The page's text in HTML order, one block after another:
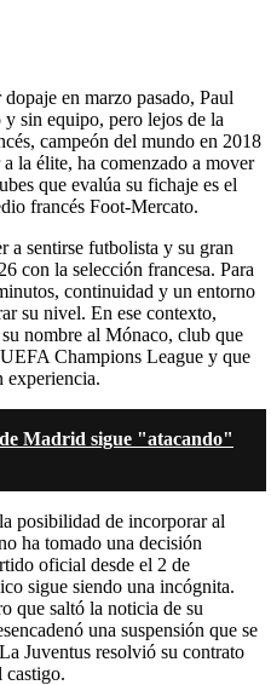
en marzo pasado, Paul
sin equipo, pero lejos de la
campeón del mundo en 2018
la élite, ha comenzado a mover
que evalúa su fichaje es el
francés Foot-Mercato.
a sentirse futbolista y su gran
con la selección francesa. Para
continuidad y un entorno
su nivel. En ese contexto,
nombre al Mónaco, club que
Champions League y que
experiencia.
Madrid sigue "atacando"
posibilidad de incorporar al
ha tomado una decisión
oficial desde el 2 de
sigue siendo una incógnita.
que saltó la noticia de su
una suspensión que se
Juventus resolvió su contrato
castigo.